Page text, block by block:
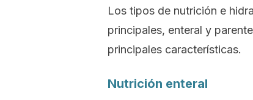
Los tipos de nutrición e
principales, enteral y
principales características.
Nutrición enteral